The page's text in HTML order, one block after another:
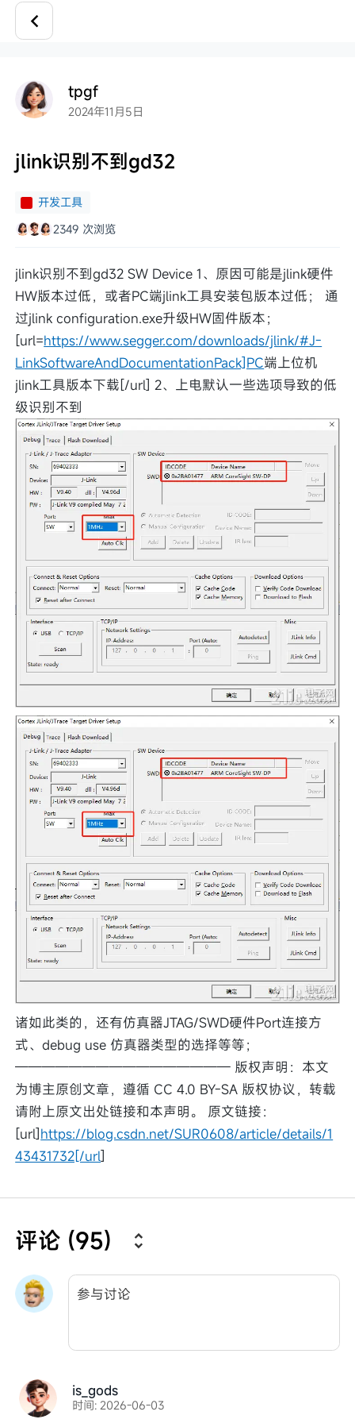
tpgf
2024年11月5日
jlink识别不到gd32
开发工具
2349 次浏览
jlink识别不到gd32 SW Device 1、原因可能是jlink硬件
HW版本过低，或者PC端jlink工具安装包版本过低； 通
过jlink configuration.exe升级HW固件版本；
[url=https://www.segger.com/downloads/jlink/#J-
LinkSoftwareAndDocumentationPack]PC端上位机
jlink工具版本下载[/url] 2、上电默认一些选项导致的低
级识别不到
诸如此类的，还有仿真器JTAG/SWD硬件Port连接方
式、debug use 仿真器类型的选择等等；
———————————————— 版权声明：本文
为博主原创文章，遵循 CC 4.0 BY-SA 版权协议，转载
请附上原文出处链接和本声明。 原文链接：
[url]https://blog.csdn.net/SUR0608/article/details/1
43431732[/url]
评论 (95)
is_gods
时间: 2026-06-03